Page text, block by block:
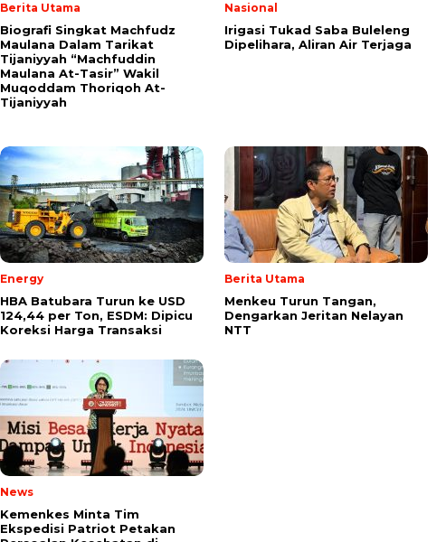
Berita Utama
Biografi Singkat Machfudz
Maulana Dalam Tarikat
Tijaniyyah “Machfuddin
Maulana At-Tasir” Wakil
Muqoddam Thoriqoh At-
Tijaniyyah
Nasional
Irigasi Tukad Saba Buleleng
Dipelihara, Aliran Air Terjaga
Energy
HBA Batubara Turun ke USD
124,44 per Ton, ESDM: Dipicu
Koreksi Harga Transaksi
Berita Utama
Menkeu Turun Tangan,
Dengarkan Jeritan Nelayan
NTT
News
Kemenkes Minta Tim
Ekspedisi Patriot Petakan